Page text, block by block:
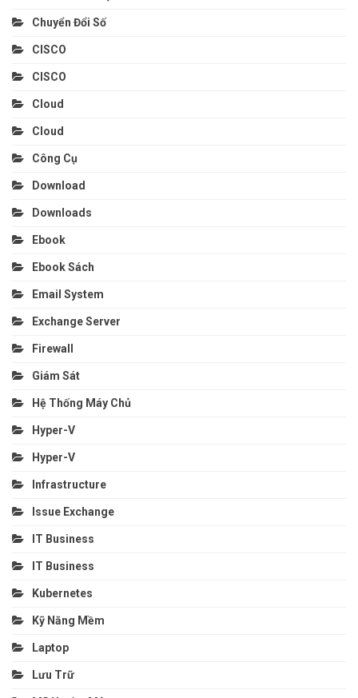
Chuyển Đổi Số
CISCO
CISCO
Cloud
Cloud
Công Cụ
Download
Downloads
Ebook
Ebook Sách
Email System
Exchange Server
Firewall
Giám Sát
Hệ Thống Máy Chủ
Hyper-V
Hyper-V
Infrastructure
Issue Exchange
IT Business
IT Business
Kubernetes
Kỹ Năng Mềm
Laptop
Lưu Trữ